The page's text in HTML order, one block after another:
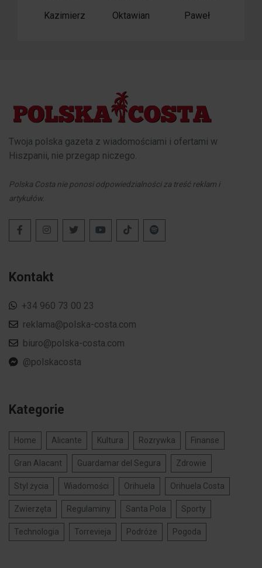
Kazimierz
Oktawian Paweł
Twoja polska gazeta z wiadomościami i ofertami w
Hiszpanii, nie przegap niczego.
Polska Costa nie ponosi odpowiedzialności za treść reklam i
artykułów.
Kontakt
+34 960 73 00 23
reklama@polska-costa.com
biuro@polska-costa.com
@polskacosta
Kategorie
Home Alicante Kultura Rozrywka Finanse
Gran Alacant Guardamar del Segura Zdrowie
Styl życia Wiadomości Orihuela Orihuela Costa
Zwierzęta Regulaminy Santa Pola Sporty
Technologia Torrevieja Podróże Pogoda